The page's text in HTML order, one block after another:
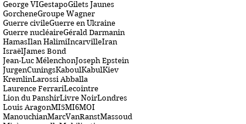
George VIGestapoGilets Jaunes
GorcheneGroupe Wagner
Guerre civileGuerre en Ukraine
Guerre nucléaireGérald Darmanin
HamasIlan HalimiIncarvilleIran
IsraëlJames Bond
Jean-Luc MélenchonJoseph Epstein
JurgenCuningsKaboulKabulKiev
KremlinLarossi Abballa
Laurence FerrariLecointre
Lion du PanshirLivre NoirLondres
Louis AragonMI5MI6MOI
ManouchianMarcVanRanstMassoud